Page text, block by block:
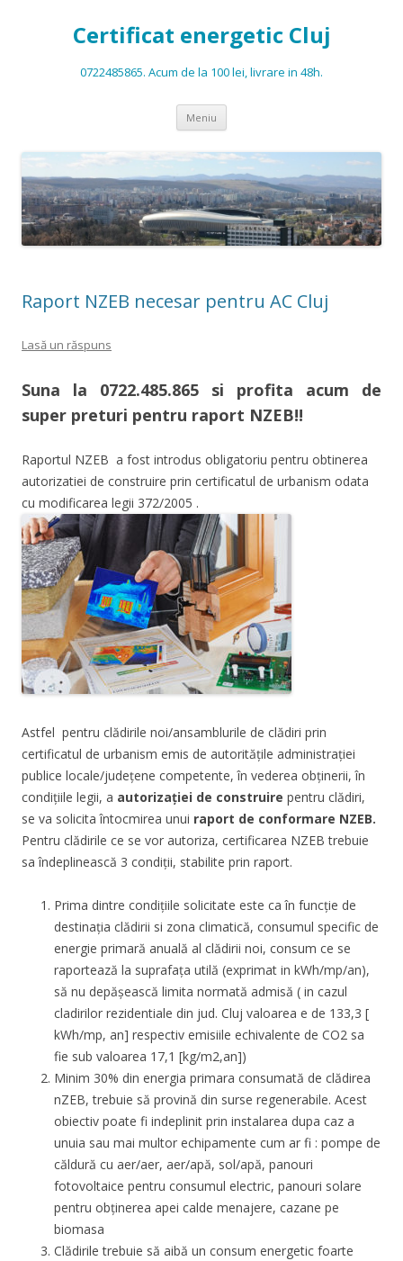
Certificat energetic Cluj
0722485865. Acum de la 100 lei, livrare in 48h.
Meniu
Raport NZEB necesar pentru AC Cluj
Lasă un răspuns
Suna la 0722.485.865 si profita acum de
super preturi pentru raport NZEB!!
Raportul NZEB a fost introdus obligatoriu pentru obtinerea
autorizatiei de construire prin certificatul de urbanism odata
cu modificarea legii 372/2005 .
Astfel pentru clădirile noi/ansamblurile de clădiri prin
certificatul de urbanism emis de autorităţile administraţiei
publice locale/judeţene competente, în vederea obţinerii, în
condiţiile legii, a autorizaţiei de construire pentru clădiri,
se va solicita întocmirea unui raport de conformare NZEB.
Pentru clădirile ce se vor autoriza, certificarea NZEB trebuie
sa îndeplinească 3 condiții, stabilite prin raport.
Prima dintre condițiile solicitate este ca în funcție de
destinația clădirii si zona climatică, consumul specific de
energie primară anuală al clădirii noi, consum ce se
raportează la suprafața utilă (exprimat in kWh/mp/an),
să nu depășească limita normată admisă ( in cazul
cladirilor rezidentiale din jud. Cluj valoarea e de 133,3 [
kWh/mp, an] respectiv emisiile echivalente de CO2 sa
fie sub valoarea 17,1 [kg/m2,an])
Minim 30% din energia primara consumată de clădirea
nZEB, trebuie să provină din surse regenerabile. Acest
obiectiv poate fi indeplinit prin instalarea dupa caz a
unuia sau mai multor echipamente cum ar fi : pompe de
căldură cu aer/aer, aer/apă, sol/apă, panouri
fotovoltaice pentru consumul electric, panouri solare
pentru obținerea apei calde menajere, cazane pe
biomasa
Clădirile trebuie să aibă un consum energetic foarte